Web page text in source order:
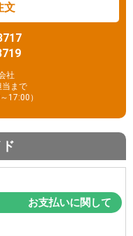
文
社
当まで
17:00）
お支払いに関して